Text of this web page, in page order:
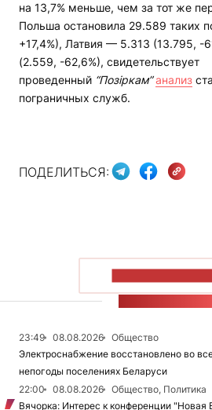
на 13,7% меньше, чем за тот же
Польша остановила 29.589 таких
+17,4%), Латвия — 5.313 (13.795, -
(2.559, -62,6%), свидетельствует
проведенный “Позіркам” анализ
пограничных служб.
ПОДЕЛИТЬСЯ:
23:49 08.08.2026
Общество
Электроснабжение восстановлено во
непогоды поселениях Беларуси
22:00
08.08.2026
Общество, Политика
Вячорка: Интерес к конференции "Новая